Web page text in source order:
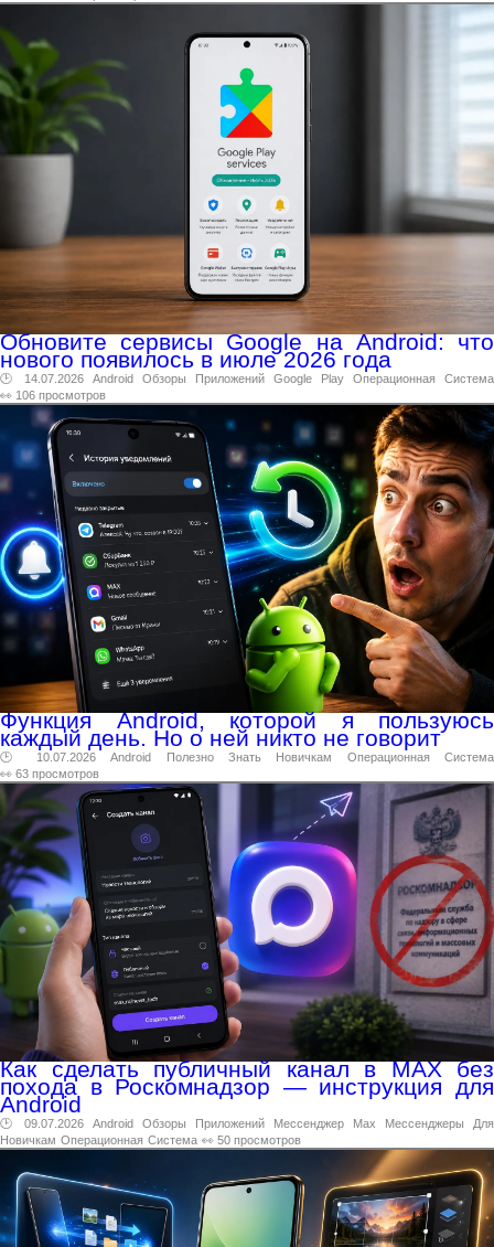
Обновите сервисы Google на Android: что
нового появилось в июле 2026 года
🕑 14.07.2026 Android Обзоры Приложений Google Play Операционная
Система
👀 106 просмотров
Функция Android, которой я пользуюсь
каждый день. Но о ней никто не говорит
🕑 10.07.2026 Android Полезно Знать Новичкам Операционная
Система
👀 63 просмотров
Как сделать публичный канал в MAX без
похода в Роскомнадзор — инструкция для
Android
🕑 09.07.2026 Android Обзоры Приложений Мессенджер Max Мессенджеры
Для
Новичкам Операционная Система 👀 50 просмотров